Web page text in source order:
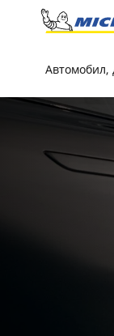
Go to page content
Автомобил,